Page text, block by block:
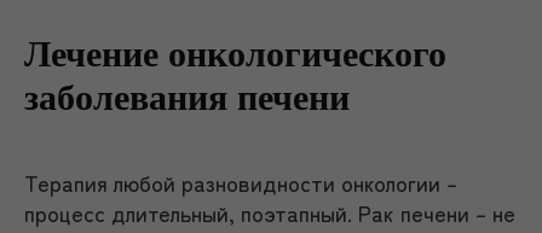
Лечение онкологического
заболевания печени
Терапия любой разновидности онкологии –
процесс длительный, поэтапный. Рак печени – не